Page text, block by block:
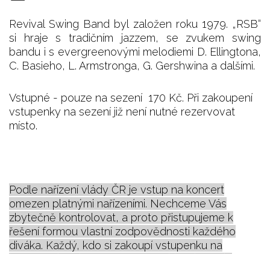
Revival Swing Band byl založen roku 1979. „RSB“
si hraje s tradičním jazzem, se zvukem swing
bandu i s evergreenovými melodiemi D. Ellingtona,
C. Basieho, L. Armstronga, G. Gershwina a dalšími.
Vstupné - pouze na sezení 170 Kč. Při zakoupení
vstupenky na sezení již není nutné rezervovat
místo.
Podle nařízení vlády ČR je vstup na koncert
omezen platnými nařízeními. Nechceme Vás
zbytečně kontrolovat, a proto přistupujeme k
řešení formou vlastní zodpovědnosti každého
diváka. Každý, kdo si zakoupí vstupenku na